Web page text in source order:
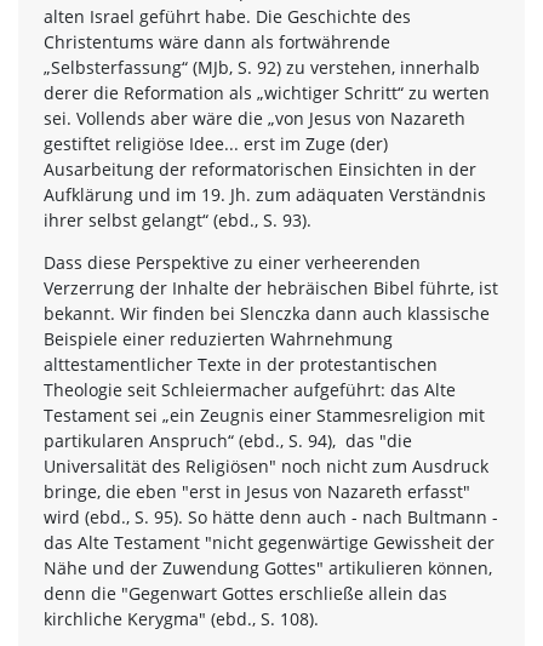
alten Israel geführt habe. Die Geschichte des
Christentums wäre dann als fortwährende
„Selbsterfassung“ (MJb, S. 92) zu verstehen, innerhalb
derer die Reformation als „wichtiger Schritt“ zu werten
sei. Vollends aber wäre die „von Jesus von Nazareth
gestiftet religiöse Idee... erst im Zuge (der)
Ausarbeitung der reformatorischen Einsichten in der
Aufklärung und im 19. Jh. zum adäquaten Verständnis
ihrer selbst gelangt“ (ebd., S. 93).
Dass diese Perspektive zu einer verheerenden
Verzerrung der Inhalte der hebräischen Bibel führte, ist
bekannt. Wir finden bei Slenczka dann auch klassische
Beispiele einer reduzierten Wahrnehmung
alttestamentlicher Texte in der protestantischen
Theologie seit Schleiermacher aufgeführt: das Alte
Testament sei „ein Zeugnis einer Stammesreligion mit
partikularen Anspruch“ (ebd., S. 94), das "die
Universalität des Religiösen" noch nicht zum Ausdruck
bringe, die eben "erst in Jesus von Nazareth erfasst"
wird (ebd., S. 95). So hätte denn auch - nach Bultmann -
das Alte Testament "nicht gegenwärtige Gewissheit der
Nähe und der Zuwendung Gottes" artikulieren können,
denn die "Gegenwart Gottes erschließe allein das
kirchliche Kerygma" (ebd., S. 108).